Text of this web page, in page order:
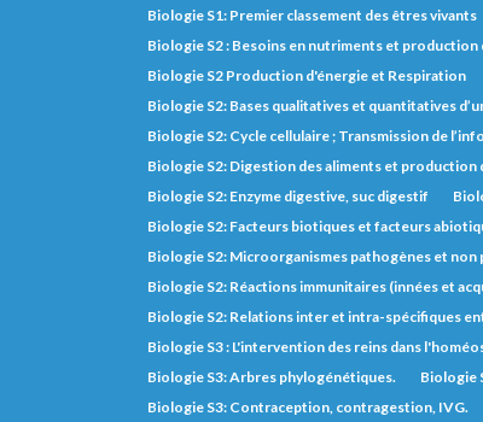
Biologie S1: Premier classement des êtres vivants
Biologie S2 : Besoins en nutriments et
Biologie S2 Production d'énergie et Respiration
Biologie S2: Bases qualitatives et quantitatives
Biologie S2: Cycle cellulaire ; Transmission de
Biologie S2: Digestion des aliments et production
Biologie S2: Enzyme digestive, suc digestif
Biologie S2: Facteurs biotiques et facteurs
Biologie S2: Microorganismes pathogènes et non
Biologie S2: Réactions immunitaires (innées et
Biologie S2: Relations inter et intra-spécifiques
Biologie S3 : L'intervention des reins dans
Biologie S3: Arbres phylogénétiques.
Biologie
Biologie S3: Contraception, contragestion, IVG.